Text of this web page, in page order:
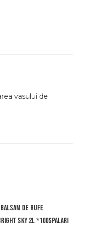
vasului de
de rufe
sky 2l *100spalari